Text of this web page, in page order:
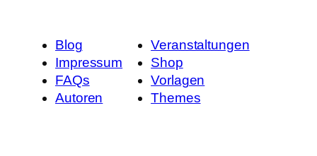
Blog
Impressum
FAQs
Autoren
Veranstaltungen
Shop
Vorlagen
Themes